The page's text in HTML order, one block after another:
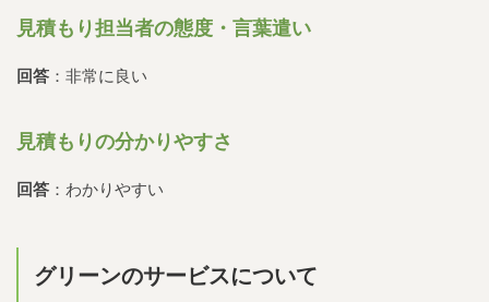
見積もり担当者の態度・言葉遣い
回答 ：非常に良い
見積もりの分かりやすさ
回答 ：わかりやすい
グリーンのサービスについて